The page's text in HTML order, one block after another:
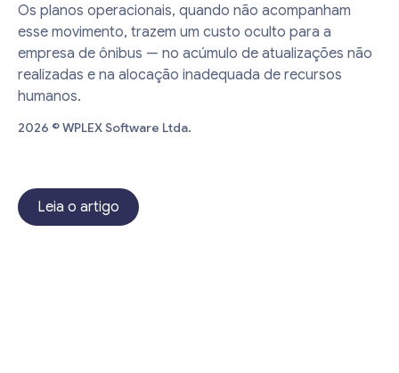
Os planos operacionais, quando não acompanham
esse movimento, trazem um custo oculto para a
empresa de ônibus — no acúmulo de atualizações não
realizadas e na alocação inadequada de recursos
humanos.
2026 © WPLEX Software Ltda.
Leia o artigo